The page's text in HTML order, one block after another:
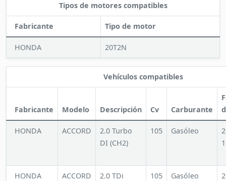
Tipos de motores compatibles
Fabricante Tipo de motor
HONDA 20T2N
Vehículos compatibles
Fabricante Modelo Descripción Cv Carburante
HONDA ACCORD
2.0 Turbo
DI (CH2)
105 Gasóleo
HONDA ACCORD
2.0 TDi
105 Gasóleo